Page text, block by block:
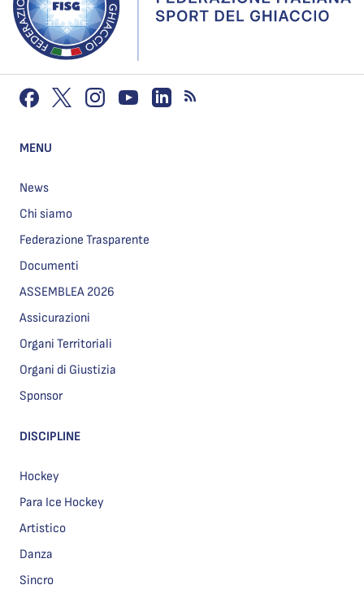
MENU
News
Chi siamo
Federazione Trasparente
Documenti
ASSEMBLEA 2026
Assicurazioni
Organi Territoriali
Organi di Giustizia
Sponsor
DISCIPLINE
Hockey
Para Ice Hockey
Artistico
Danza
Sincro